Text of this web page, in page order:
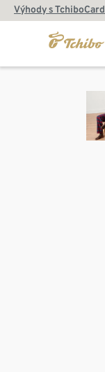
Výhody s TchiboCard